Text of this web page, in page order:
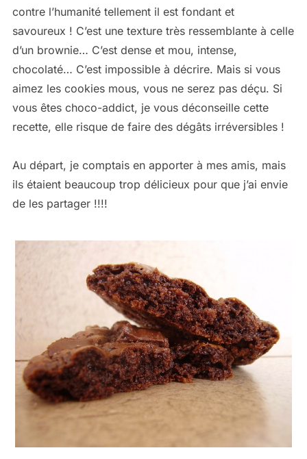
contre l’humanité tellement il est fondant et
savoureux ! C’est une texture très ressemblante à celle
d’un brownie… C’est dense et mou, intense,
chocolaté… C’est impossible à décrire. Mais si vous
aimez les cookies mous, vous ne serez pas déçu. Si
vous êtes choco-addict, je vous déconseille cette
recette, elle risque de faire des dégâts irréversibles !
Au départ, je comptais en apporter à mes amis, mais
ils étaient beaucoup trop délicieux pour que j’ai envie
de les partager !!!!